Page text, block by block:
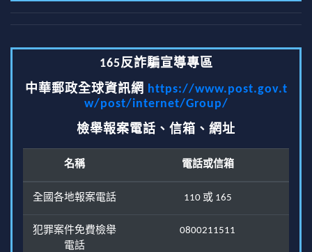
165反詐騙宣導專區
中華郵政全球資訊網 https://www.post.gov.t
w/post/internet/Group/
檢舉報案電話、信箱、網址
名稱 電話或信箱
全國各地報案電話 110 或 165
犯罪案件免費檢舉
電話
0800211511